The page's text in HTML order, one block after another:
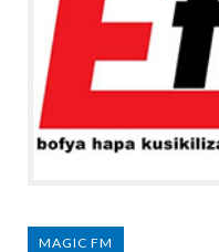
MAGIC FM